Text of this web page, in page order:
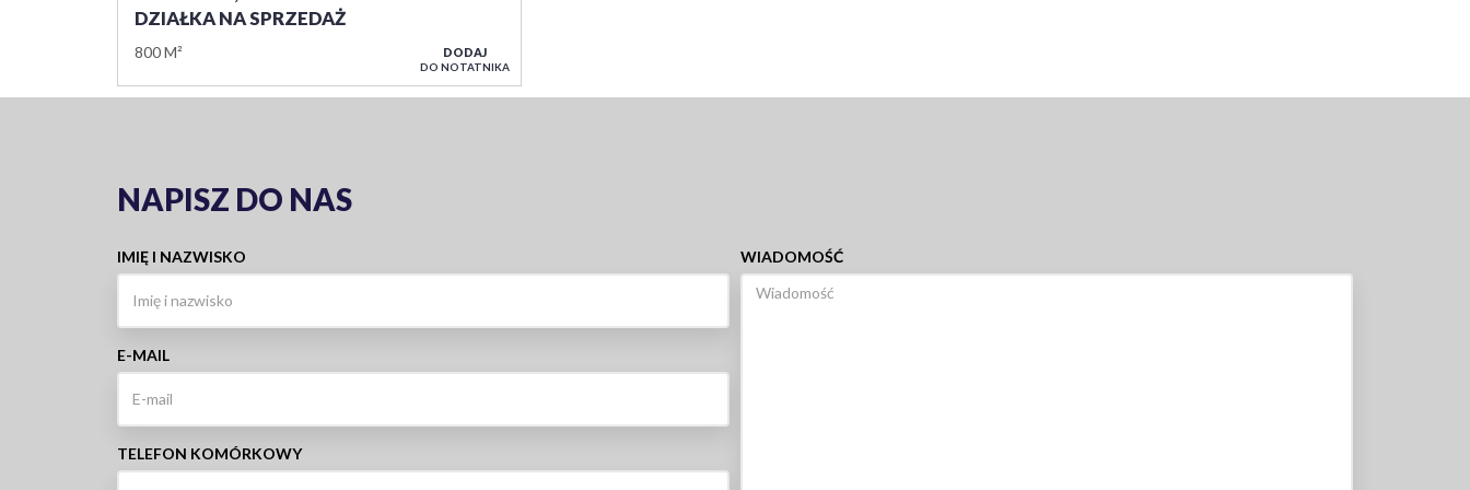
DZIAŁKA NA SPRZEDAŻ
800 M² DODAJ
DO NOTATNIKA
NAPISZ DO NAS
IMIĘ I NAZWISKO
E-MAIL
TELEFON KOMÓRKOWY
WIADOMOŚĆ